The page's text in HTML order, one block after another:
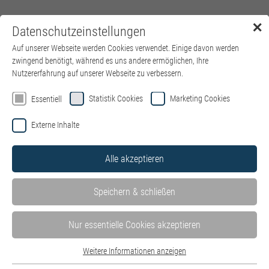
Menü
✕
Datenschutzeinstellungen
Auf unserer Webseite werden Cookies verwendet. Einige davon werden
zwingend benötigt, während es uns andere ermöglichen, Ihre
Nutzererfahrung auf unserer Webseite zu verbessern.
Essentiell Statistik Cookies Marketing Cookies
Externe Inhalte
Alle akzeptieren
Speichern & schließen
Nur essentielle Cookies akzeptieren
Weitere Informationen anzeigen